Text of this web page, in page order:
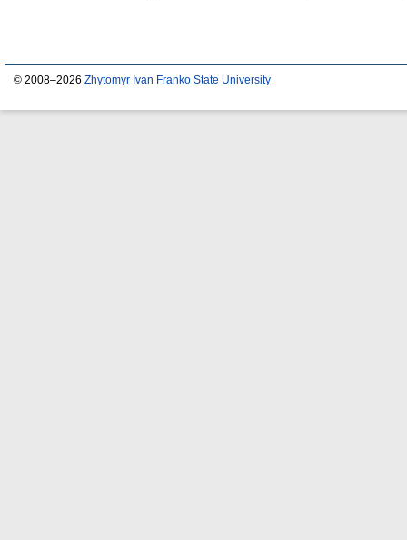
© 2008–2026 Zhytomyr Ivan Franko State University